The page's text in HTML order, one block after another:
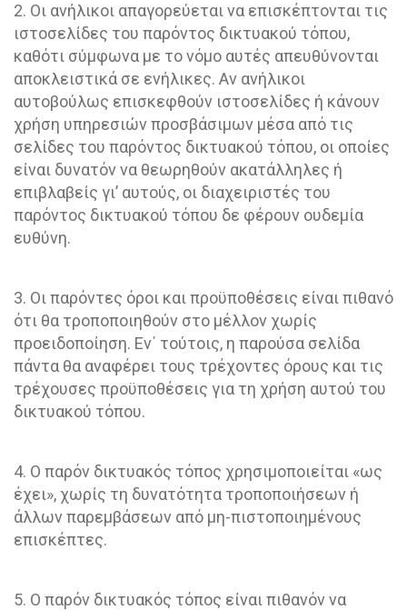
2. Οι ανήλικοι απαγορεύεται να επισκέπτονται τις
ιστοσελίδες του παρόντος δικτυακού τόπου,
καθότι σύμφωνα με το νόμο αυτές απευθύνονται
αποκλειστικά σε ενήλικες. Αν ανήλικοι
αυτοβούλως επισκεφθούν ιστοσελίδες ή κάνουν
χρήση υπηρεσιών προσβάσιμων μέσα από τις
σελίδες του παρόντος δικτυακού τόπου, οι οποίες
είναι δυνατόν να θεωρηθούν ακατάλληλες ή
επιβλαβείς γι’ αυτούς, οι διαχειριστές του
παρόντος δικτυακού τόπου δε φέρουν ουδεμία
ευθύνη.
3. Οι παρόντες όροι και προϋποθέσεις είναι πιθανό
ότι θα τροποποιηθούν στο μέλλον χωρίς
προειδοποίηση. Εν΄ τούτοις, η παρούσα σελίδα
πάντα θα αναφέρει τους τρέχοντες όρους και τις
τρέχουσες προϋποθέσεις για τη χρήση αυτού του
δικτυακού τόπου.
4. Ο παρόν δικτυακός τόπος χρησιμοποιείται «ως
έχει», χωρίς τη δυνατότητα τροποποιήσεων ή
άλλων παρεμβάσεων από μη-πιστοποιημένους
επισκέπτες.
5. Ο παρόν δικτυακός τόπος είναι πιθανόν να